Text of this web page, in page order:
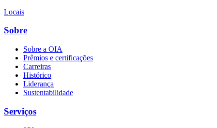
Locais
Sobre
Sobre a OIA
Prêmios e certificações
Carreiras
Histórico
Liderança
Sustentabilidade
Serviços